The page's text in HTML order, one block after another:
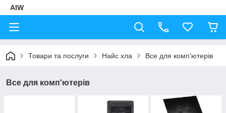
AIW
Товари та послуги Найс хла Все для комп'ютерів
Все для комп'ютерів